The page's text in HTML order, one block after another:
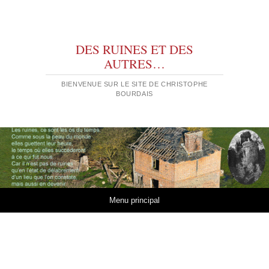
DES RUINES ET DES
AUTRES…
BIENVENUE SUR LE SITE DE CHRISTOPHE
BOURDAIS
Menu principal